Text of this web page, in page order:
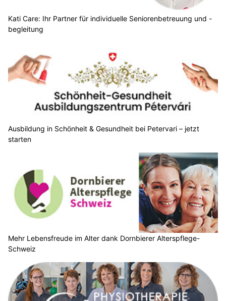
Kati Care: Ihr Partner für individuelle Seniorenbetreuung und -
begleitung
Ausbildung in Schönheit & Gesundheit bei Petervari – jetzt
starten
Mehr Lebensfreude im Alter dank Dornbierer Alterspflege-
Schweiz